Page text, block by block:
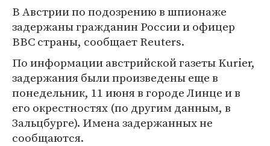
В Австрии по подозрению в шпионаже
задержаны гражданин России и офицер
ВВС страны, сообщает Reuters.
По информации австрийской газеты Kurier,
задержания были произведены еще в
понедельник, 11 июня в городе Линце и в
его окрестностях (по другим данным, в
Зальцбурге). Имена задержанных не
сообщаются.